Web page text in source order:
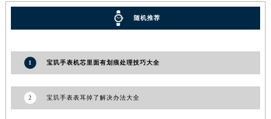
甘肃省合作市人民街宝玑售后服务中心（需提前预约）
甘肃省嘉峪关市雄关区新华中路宝玑售后服务中心（需提前预约）
甘肃省酒泉市肃州区西大街宝玑售后服务中心（需提前预约）
甘肃省陇南市武都区人民路宝玑售后服务中心（需提前预约）
随机推荐
1 宝玑手表机芯里面有划痕处理技巧大全
2 宝玑手表表耳掉了解决办法大全